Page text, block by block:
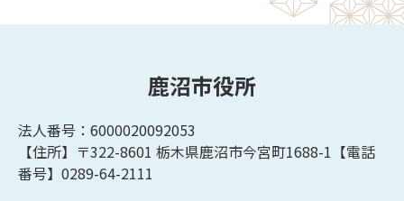
鹿沼市役所
法人番号：6000020092053
【住所】〒322-8601 栃木県鹿沼市今宮町1688-1【電話
番号】0289-64-2111